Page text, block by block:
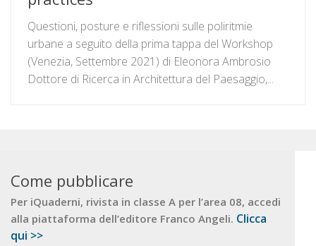
Questioni, posture e riflessioni sulle poliritmie
urbane a seguito della prima tappa del Workshop
(Venezia, Settembre 2021) di Eleonora Ambrosio
Dottore di Ricerca in Architettura del Paesaggio,...
Come pubblicare
Per iQuaderni, rivista in classe A per l’area 08, accedi
alla piattaforma dell’editore Franco Angeli. Clicca
qui >>